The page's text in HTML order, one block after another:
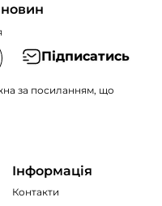
новин
Підписатись
за посиланням, що
Інформація
Контакти